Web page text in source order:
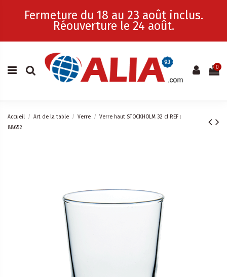
Fermeture du 18 au 23 août inclus.
Réouverture le 24 août.
0
Accueil Art de la table Verre
Verre haut STOCKHOLM 32 cl REF :
88652